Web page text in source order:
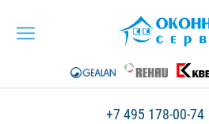
+7 495 178-00-74